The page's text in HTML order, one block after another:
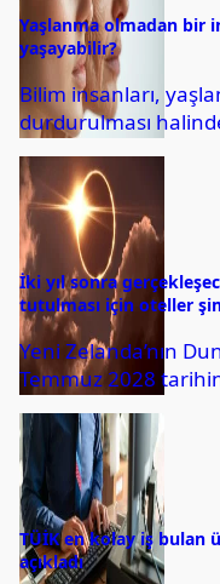
Yaşlanma olmadan bir
yaşayabilir?
Bilim insanları,
durdurulması
yaşayabileceği
araştırmanın
İki yıl sonra
tutulması için oteller
Yeni Zelanda’nın
Temmuz 2028
beklenen tam Güneş
olarak izlemek
TÜİK en kolay iş bulan
açıkladı